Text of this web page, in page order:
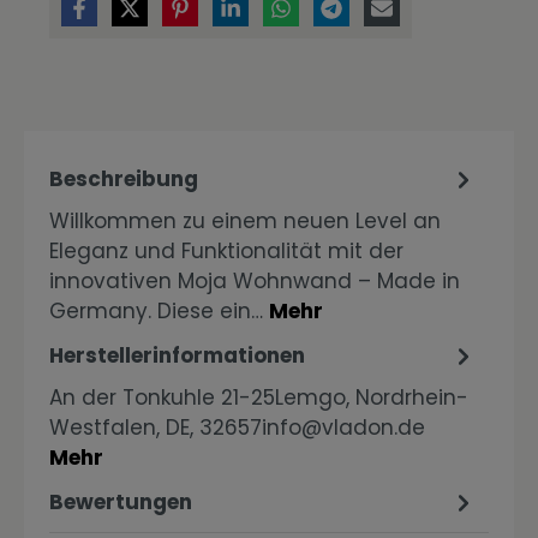
Beschreibung
Willkommen zu einem neuen Level an
Eleganz und Funktionalität mit der
innovativen Moja Wohnwand – Made in
Germany. Diese ein… Mehr
Herstellerinformationen
An der Tonkuhle 21-25Lemgo, Nordrhein-
Westfalen, DE, 32657info@vladon.de
Mehr
Bewertungen